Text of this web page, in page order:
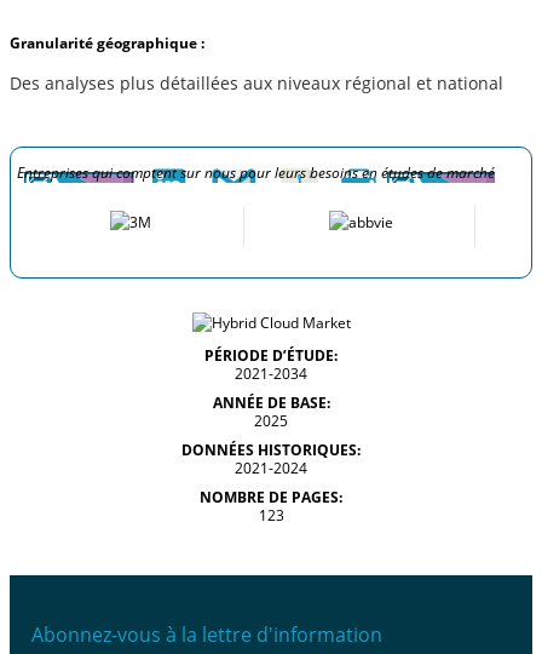
Granularité géographique :
Des analyses plus détaillées aux niveaux régional et national
Entreprises qui comptent sur nous pour leurs besoins en études de marché
PÉRIODE D’ÉTUDE:
2021-2034
ANNÉE DE BASE:
2025
DONNÉES HISTORIQUES:
2021-2024
NOMBRE DE PAGES:
123
Abonnez-vous à la lettre d'information